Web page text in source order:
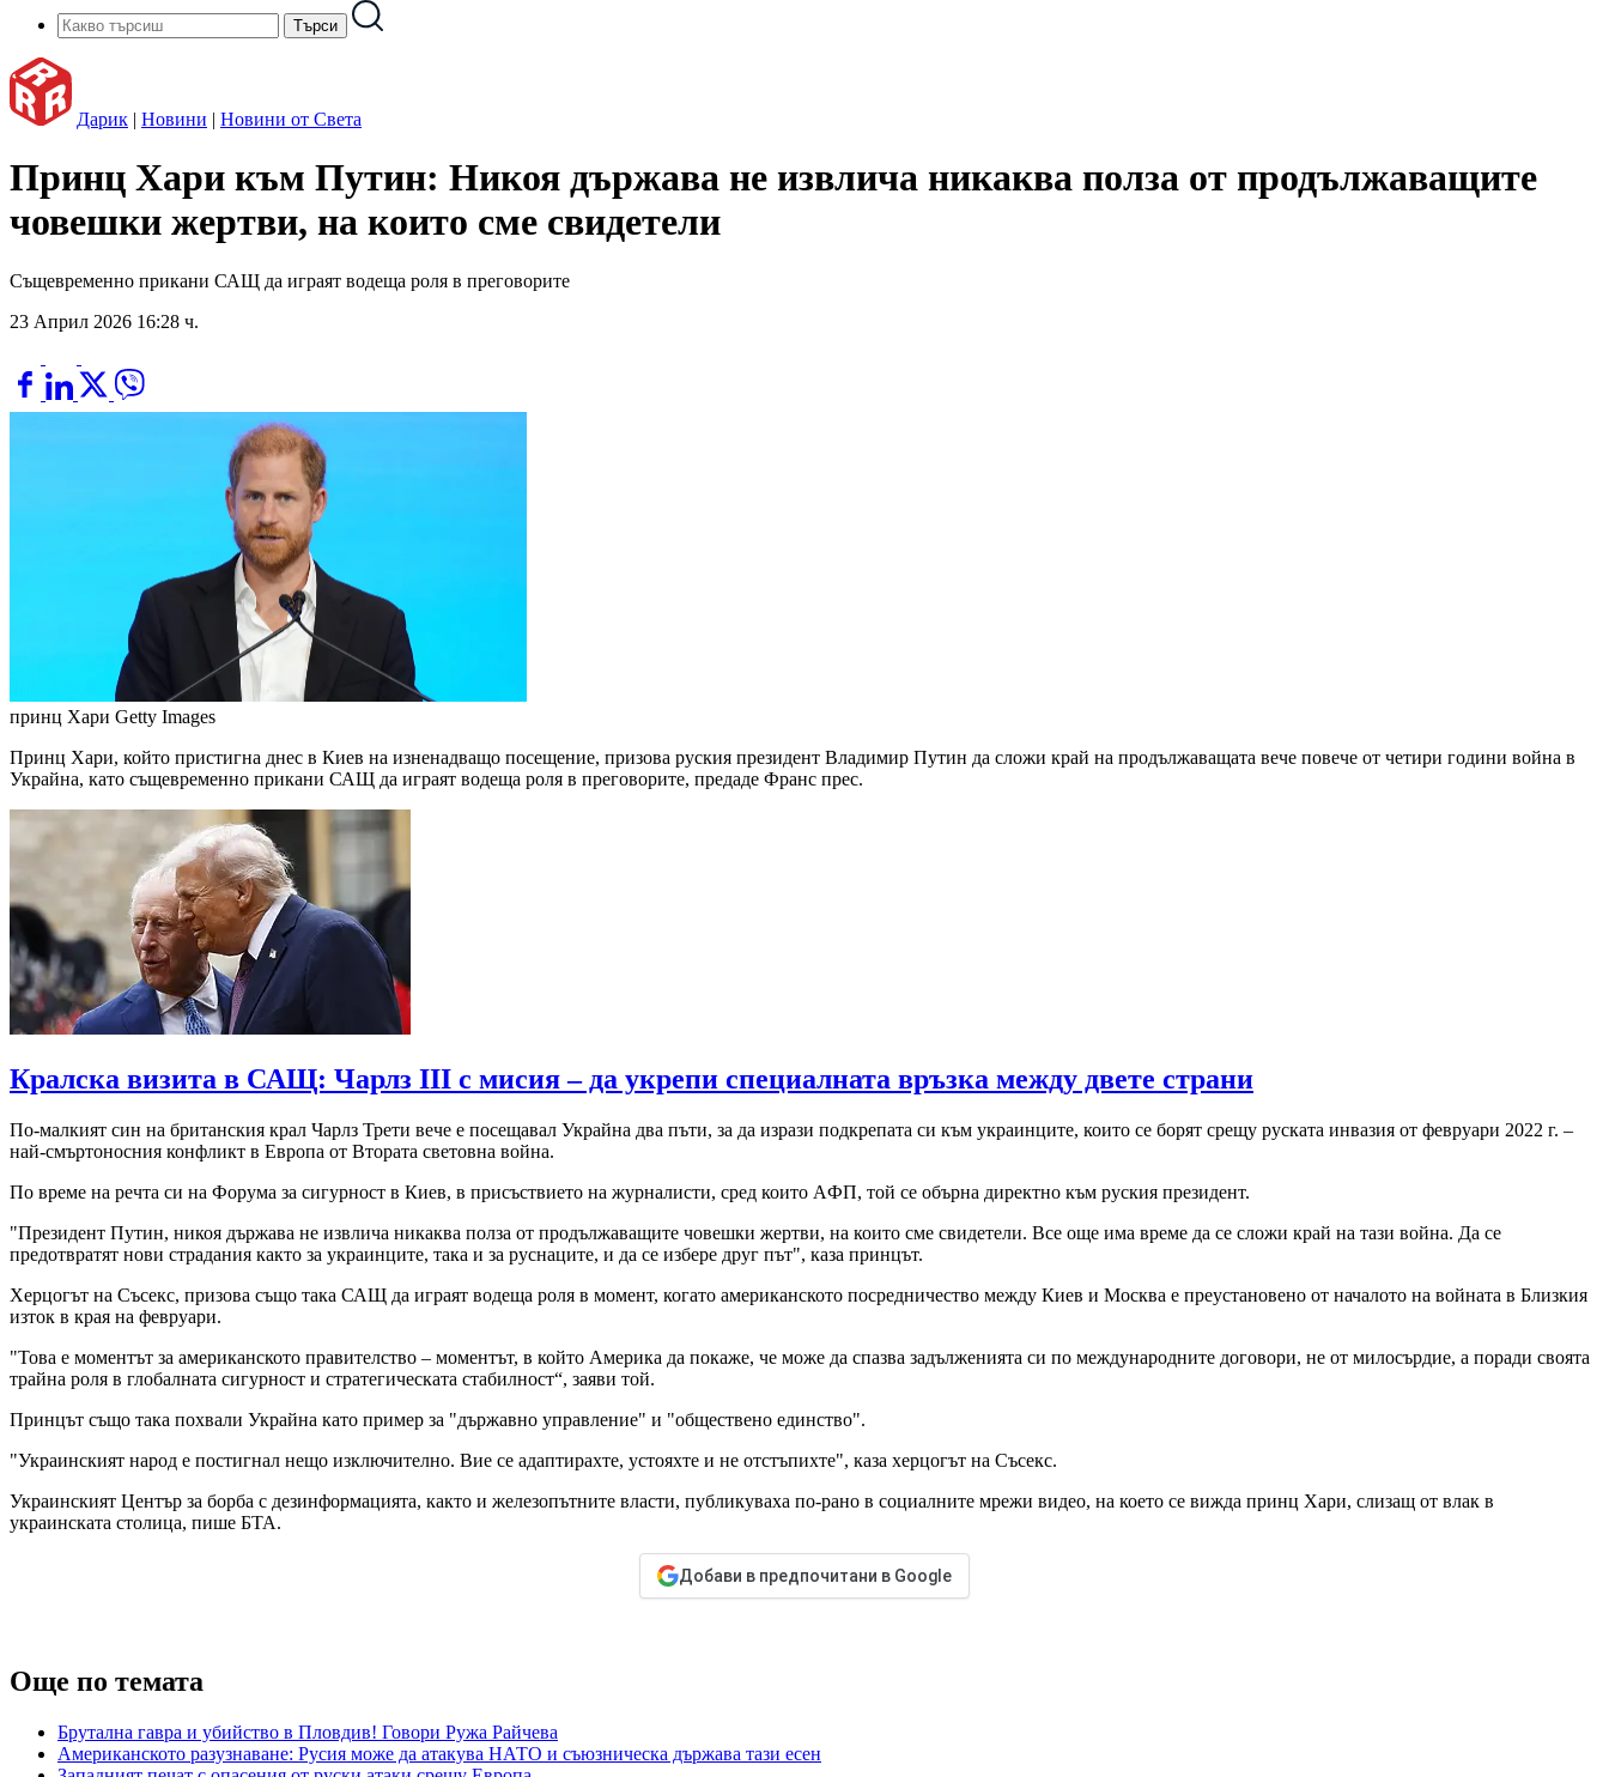
Дарик | Новини | Новини от Света
Принц Хари към Путин: Никоя държава не извлича никаква полза от продължаващите
човешки жертви, на които сме свидетели
Същевременно прикани САЩ да играят водеща роля в преговорите
23 Април 2026 16:28 ч.
принц Хари Getty Images
Принц Хари, който пристигна днес в Киев на изненадващо посещение, призова руския президент Владимир Путин да сложи край на продължаващата вече повече от четири години война в
Украйна, като същевременно прикани САЩ да играят водеща роля в преговорите, предаде Франс прес.
Кралска визита в САЩ: Чарлз III с мисия – да укрепи специалната връзка между двете страни
По-малкият син на британския крал Чарлз Трети вече е посещавал Украйна два пъти, за да изрази подкрепата си към украинците, които се борят срещу руската инвазия от февруари 2022 г. –
най-смъртоносния конфликт в Европа от Втората световна война.
По време на речта си на Форума за сигурност в Киев, в присъствието на журналисти, сред които AФП, той се обърна директно към руския президент.
"Президент Путин, никоя държава не извлича никаква полза от продължаващите човешки жертви, на които сме свидетели. Все още има време да се сложи край на тази война. Да се
предотвратят нови страдания както за украинците, така и за руснаците, и да се избере друг път", каза принцът.
Херцогът на Съсекс, призова също така САЩ да играят водеща роля в момент, когато американското посредничество между Киев и Москва е преустановено от началото на войната в Близкия
изток в края на февруари.
"Това е моментът за американското правителство – моментът, в който Америка да покаже, че може да спазва задълженията си по международните договори, не от милосърдие, а поради своята
трайна роля в глобалната сигурност и стратегическата стабилност“, заяви той.
Принцът също така похвали Украйна като пример за "държавно управление" и "обществено единство".
"Украинският народ е постигнал нещо изключително. Вие се адаптирахте, устояхте и не отстъпихте", каза херцогът на Съсекс.
Украинският Център за борба с дезинформацията, както и железопътните власти, публикуваха по-рано в социалните мрежи видео, на което се вижда принц Хари, слизащ от влак в
украинската столица, пише БТА.
Добави в предпочитани в Google
Още по темата
Брутална гавра и убийство в Пловдив! Говори Ружа Райчева
Американското разузнаване: Русия може да атакува НАТО и съюзническа държава тази есен